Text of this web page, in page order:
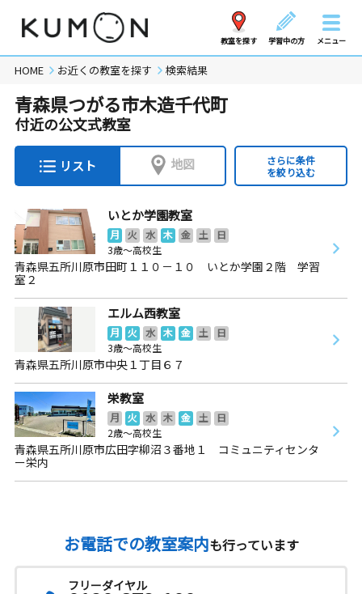
教室を探す 学習中の方 メニュー
HOME お近くの教室を探す 検索結果
青森県つがる市木造千代町
付近の公文式教室
リスト 地図
さらに条件
を絞り込む
いとか学園教室
月 火 水 木 金 土
日
3歳～高校生
青森県五所川原市田町１１０－１０ いとか学園２階 学習
室２
エルム西教室
月 火 水 木 金 土
日
3歳～高校生
青森県五所川原市中央１丁目６７
栄教室
月 火 水 木 金 土
日
2歳～高校生
青森県五所川原市広田字柳沼３番地１ コミュニティセンタ
ー栄内
お電話での教室案内も行っています
フリーダイヤル